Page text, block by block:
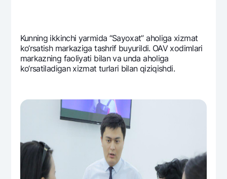
Kunning ikkinchi yarmida “Sayoxat” aholiga xizmat
ko‘rsatish markaziga tashrif buyurildi. OAV xodimlari
markazning faoliyati bilan va unda aholiga
ko‘rsatiladigan xizmat turlari bilan qiziqishdi.